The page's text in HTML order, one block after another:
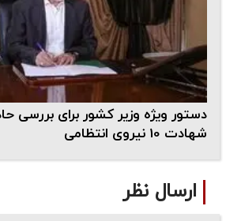
دستور ویژه وزیر کشور برای بررسی
شهادت 10 نیروی انتظامی
ارسال نظر